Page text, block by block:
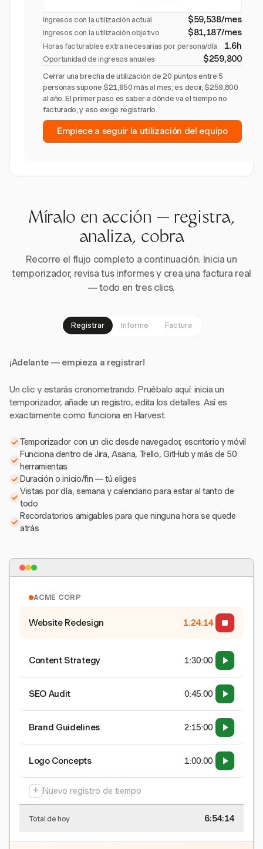
Ingresos con la utilización actual $59,538/mes
Ingresos con la utilización objetivo $81,187/mes
Horas facturables extra necesarias por persona/día 1.6h
Oportunidad de ingresos anuales $259,800
Cerrar una brecha de utilización de 20 puntos entre 5
personas supone $21,650 más al mes; es decir, $259,800
al año. El primer paso es saber a dónde va el tiempo no
facturado, y eso exige registrarlo.
Empiece a seguir la utilización del equipo
Míralo en acción — registra,
analiza, cobra
Recorre el flujo completo a continuación. Inicia un
temporizador, revisa tus informes y crea una factura real
— todo en tres clics.
Registrar Informe Factura
¡Adelante — empieza a registrar!
Un clic y estarás cronometrando. Pruébalo aquí: inicia un
temporizador, añade un registro, edita los detalles. Así es
exactamente como funciona en Harvest.
Temporizador con un clic desde navegador, escritorio y móvil
Funciona dentro de Jira, Asana, Trello, GitHub y más de 50
herramientas
Duración o inicio/fin — tú eliges
Vistas por día, semana y calendario para estar al tanto de
todo
Recordatorios amigables para que ninguna hora se quede
atrás
ACME CORP
Website Redesign 1:24:15
Content Strategy 1:30:00
SEO Audit 0:45:00
Brand Guidelines 2:15:00
Logo Concepts 1:00:00
+ Nuevo registro de tiempo
Total de hoy 6:54:15